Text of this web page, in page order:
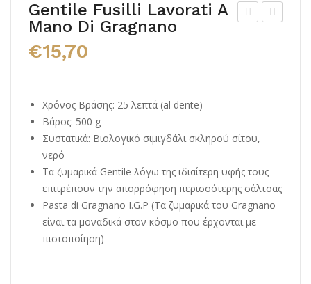
Gra
gna
no
ilico
e
Pep
Gentile Fusilli Lavorati A
Mano Di Gragnano
€15,70
Χρόνος Βράσης: 25 λεπτά (al dente)
Βάρος: 500 g
Συστατικά: Βιολογικό σιμιγδάλι σκληρού σίτου,
νερό
Τα ζυμαρικά Gentile λόγω της ιδιαίτερη υφής τους
επιτρέπουν την απορρόφηση περισσότερης σάλτσας
Pasta di Gragnano I.G.P (Τα ζυμαρικά του Gragnano
είναι τα μοναδικά στον κόσμο που έρχονται με
πιστοποίηση)